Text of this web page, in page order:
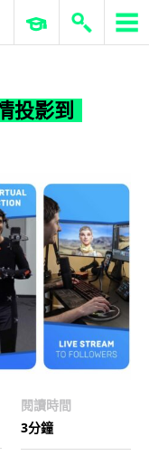
ERP 與商業 AI
投影到
閱讀時間
3分鐘